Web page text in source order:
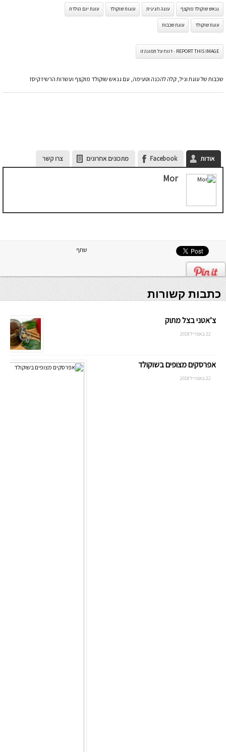
גנאש שוקולד מוקצף עוגה חגיגית עוגות שוקולד עוגת יום הולדת
עוגת שוקולד עוגת שכבות
REPORT THIS IMAGE - דווח על תמונה זו
שכבות של עוגת וניל, קלה להכנה וטעימה, עם גנאש שוקולד מוקצף ועשרות הרשיז קיסז
אודות Facebook מתכונים אחרונים צרו קשר
Mor
שתף
כתבות קשורות
צ’אטני בצל מתוק
22 באפריל 2018
אפרסקים מצופים בשוקולד
22 באפריל 2018